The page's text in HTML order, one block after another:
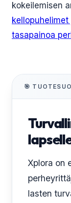
kokeilemisen
tasapainoa
🎯
Xplora on
lasten